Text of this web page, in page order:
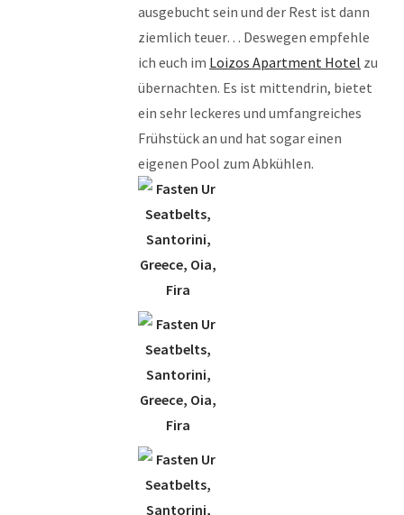
ausgebucht sein und der Rest ist dann
ziemlich teuer… Deswegen empfehle
ich euch im Loizos Apartment Hotel zu
übernachten. Es ist mittendrin, bietet
ein sehr leckeres und umfangreiches
Frühstück an und hat sogar einen
eigenen Pool zum Abkühlen.